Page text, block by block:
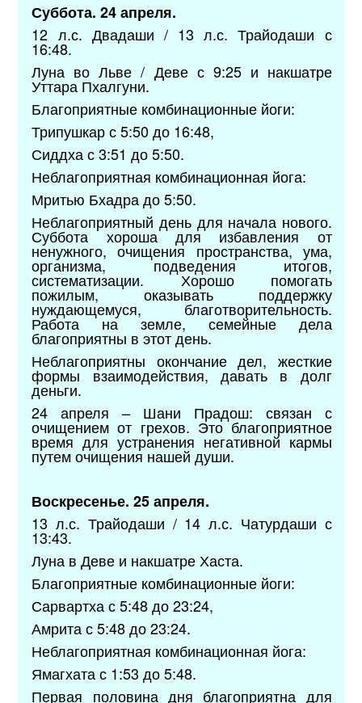
Суббота. 24 апреля.
12 л.с. Двадаши / 13 л.с. Трайодаши с
16:48.
Луна во Льве / Деве с 9:25 и накшатре
Уттара Пхалгуни.
Благоприятные комбинационные йоги:
Трипушкар с 5:50 до 16:48,
Сиддха с 3:51 до 5:50.
Неблагоприятная комбинационная йога:
Мритью Бхадра до 5:50.
Неблагоприятный день для начала нового.
Суббота хороша для избавления от
ненужного, очищения пространства, ума,
организма, подведения итогов,
систематизации. Хорошо помогать
пожилым, оказывать поддержку
нуждающемуся, благотворительность.
Работа на земле, семейные дела
благоприятны в этот день.
Неблагоприятны окончание дел, жесткие
формы взаимодействия, давать в долг
деньги.
24 апреля – Шани Прадош: связан с
очищением от грехов. Это благоприятное
время для устранения негативной кармы
путем очищения нашей души.
Воскресенье. 25 апреля.
13 л.с. Трайодаши / 14 л.с. Чатурдаши с
13:43.
Луна в Деве и накшатре Хаста.
Благоприятные комбинационные йоги:
Сарвартха с 5:48 до 23:24,
Амрита с 5:48 до 23:24.
Неблагоприятная комбинационная йога:
Ямагхата с 1:53 до 5:48.
Первая половина дня благоприятна для